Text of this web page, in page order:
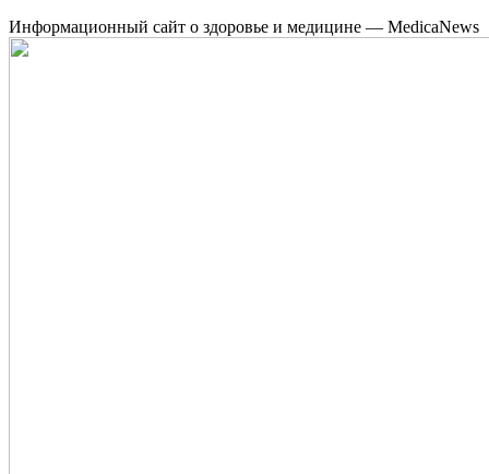
Информационный сайт о здоровье и медицине — MedicaNews